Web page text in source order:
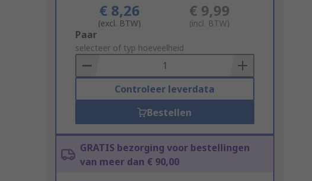
€ 8,26
(excl. BTW)
€ 9,99
(incl. BTW)
Add
to
Basket
Paar
selecteer of typ hoeveelheid
Controleer leverdata
Bestellen
GRATIS bezorging voor bestellingen
van meer dan € 90,00